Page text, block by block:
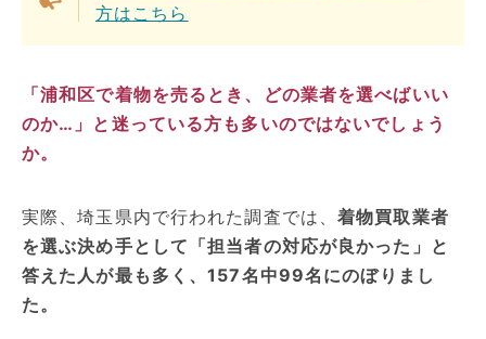
方はこちら
「浦和区で着物を売るとき、どの業者を選べばいい
のか…」と迷っている方も多いのではないでしょう
か。
実際、埼玉県内で行われた調査では、着物買取業者
を選ぶ決め手として「担当者の対応が良かった」と
答えた人が最も多く、157名中99名にのぼりまし
た。